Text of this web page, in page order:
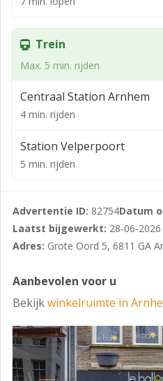
Indexering: jaarlijks conform
datum oplevering.
Huurovereenkomst: ROZ
Zekerheidsstelling:
BTW.
Staat van oplevering: het
ontdaan van
voor het overige leeg en
Voorbehoud: definitieve
Trein
Max. 5 min. rijden
Centraal Station Arnhem
4 min. rijden
Station Velperpoort
5 min. rijden
Advertentie ID: 82754Datum
Laatst bijgewerkt: 28-06-2026
Adres: Grote Oord 5, 6811 GA
Aanbevolen voor u
Bekijkwinkelruimte in